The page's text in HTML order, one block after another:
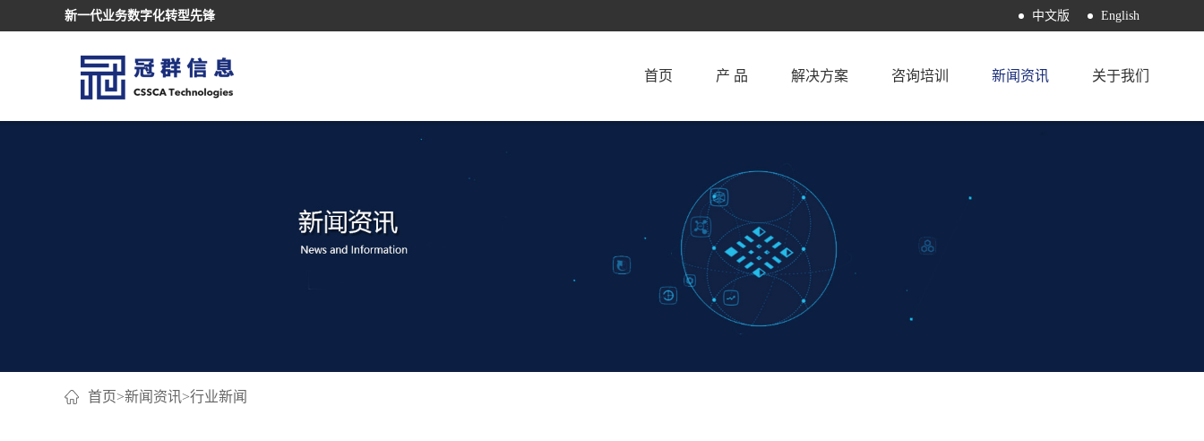
新一代业务数字化转型先锋 中文版 English
首页 产 品 解决方案 咨询培训 新闻资讯 关于我们
首页>新闻资讯>行业新闻